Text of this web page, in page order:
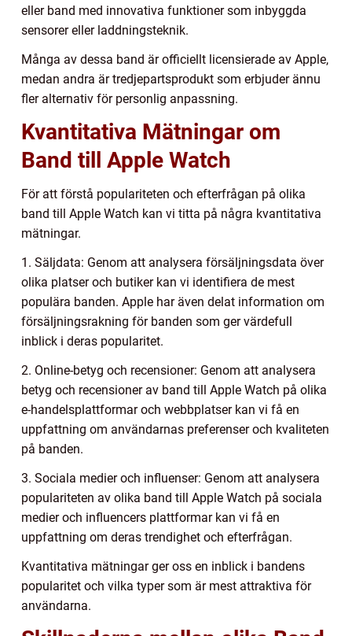
eller band med innovativa funktioner som inbyggda
sensorer eller laddningsteknik.
Många av dessa band är officiellt licensierade av Apple,
medan andra är tredjepartsprodukt som erbjuder ännu
fler alternativ för personlig anpassning.
Kvantitativa Mätningar om
Band till Apple Watch
För att förstå populariteten och efterfrågan på olika
band till Apple Watch kan vi titta på några kvantitativa
mätningar.
1. Säljdata: Genom att analysera försäljningsdata över
olika platser och butiker kan vi identifiera de mest
populära banden. Apple har även delat information om
försäljningsrakning för banden som ger värdefull
inblick i deras popularitet.
2. Online-betyg och recensioner: Genom att analysera
betyg och recensioner av band till Apple Watch på olika
e-handelsplattformar och webbplatser kan vi få en
uppfattning om användarnas preferenser och kvaliteten
på banden.
3. Sociala medier och influenser: Genom att analysera
populariteten av olika band till Apple Watch på sociala
medier och influencers plattformar kan vi få en
uppfattning om deras trendighet och efterfrågan.
Kvantitativa mätningar ger oss en inblick i bandens
popularitet och vilka typer som är mest attraktiva för
användarna.